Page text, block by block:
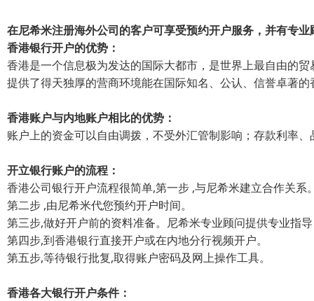
在尼希米注册海外公司的客户可享受预约开户服务，并有专
香港银行开户的优势：
香港是一个信息极为发达的国际大都市，是世界上最自由的
提供了得天独厚的营商环境能在国际知名、公认、信誉卓著
香港账户与内地账户相比的优势：
账户上的资金可以自由调拨，不受外汇管制影响；存款利率
开立银行账户的流程：
香港公司银行开户流程很简单,第一步 ,与尼希米建立合作关系
第二步 ,由尼希米代您预约开户时间。
第三步,做好开户前的资料准备。尼希米专业顾问提供专业指
第四步,到香港银行直接开户或在内地分行视频开户。
第五步,等待银行批复,取得账户密码及网上操作工具。
香港各大银行开户条件：